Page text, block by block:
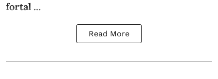
fortal ...
Read More